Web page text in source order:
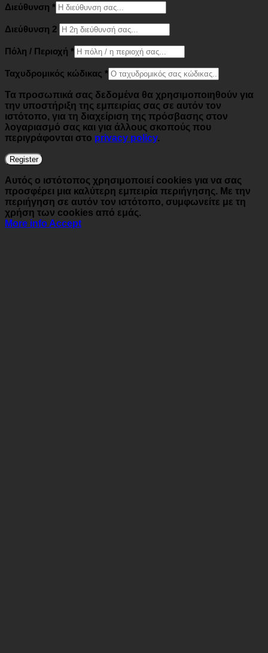
Διεύθυνση *
Διεύθυνση 2
Πόλη / Περιοχή *
Ταχυδρομικός κώδικας *
Τα προσωπικά σας δεδομένα θα χρησιμοποιηθούν για
την υποστήριξη της εμπειρίας σας σε αυτόν τον
ιστότοπο, για τη διαχείριση της πρόσβασης στον
λογαριασμό σας και για άλλους σκοπούς που
περιγράφονται στο privacy policy.
Register
Αυτός ο ιστότοπος χρησιμοποιεί cookies για να σας
προσφέρει μια καλύτερη εμπειρία περιήγησης. Με την
περιήγηση σε αυτόν τον ιστότοπο, συμφωνείτε με τη
χρήση των cookies από εμάς.
More info Accept